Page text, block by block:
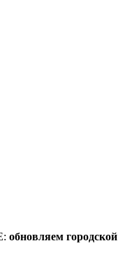
обновляем городской